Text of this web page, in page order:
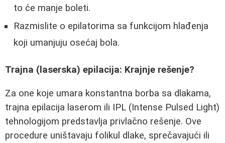
to će manje boleti.
Razmislite o epilatorima sa funkcijom hlađenja
koji umanjuju osećaj bola.
Trajna (laserska) epilacija: Krajnje rešenje?
Za one koje umara konstantna borba sa dlakama,
trajna epilacija laserom ili IPL (Intense Pulsed Light)
tehnologijom predstavlja privlačno rešenje. Ove
procedure uništavaju folikul dlake, sprečavajući ili